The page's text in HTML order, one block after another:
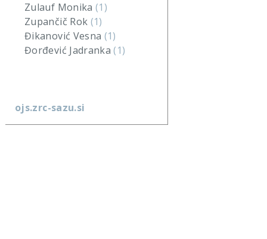
Zulauf Monika(1)
Zupančič Rok (1)
Đikanović Vesna (1)
Đorđević Jadranka(1)
ojs.zrc-sazu.si